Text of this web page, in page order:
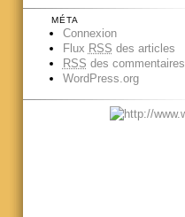
MÉTA
Connexion
Flux RSS des articles
RSS des commentaires
WordPress.org